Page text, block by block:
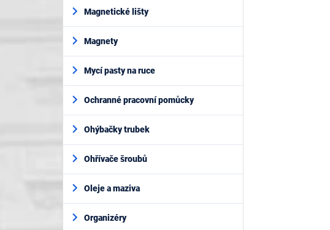
Magnetické lišty
Magnety
Mycí pasty na ruce
Ochranné pracovní pomůcky
Ohýbačky trubek
Ohřívače šroubů
Oleje a maziva
Organizéry